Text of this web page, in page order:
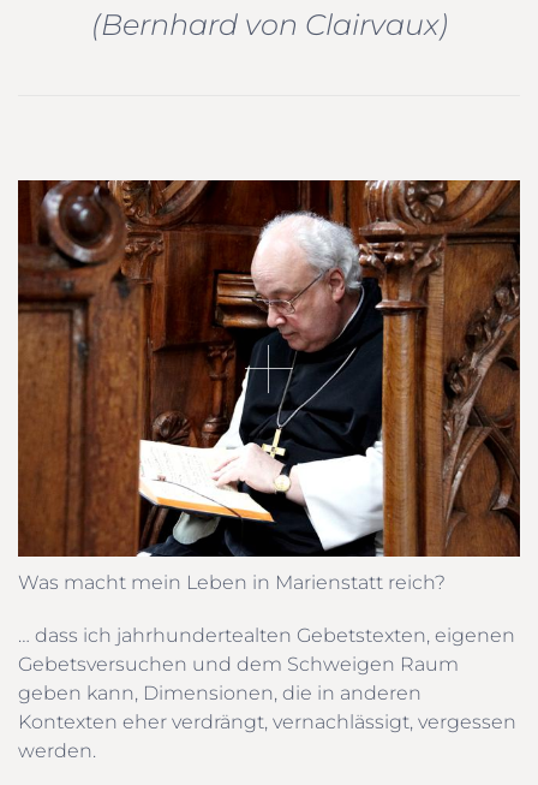
(Bernhard von Clairvaux)
Was macht mein Leben in Marienstatt reich?
… dass ich jahrhundertealten Gebetstexten, eigenen
Gebetsversuchen und dem Schweigen Raum
geben kann, Dimensionen, die in anderen
Kontexten eher verdrängt, vernachlässigt, vergessen
werden.